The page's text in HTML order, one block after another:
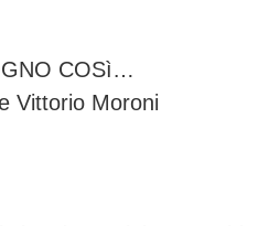
COSì…
Vittorio Moroni